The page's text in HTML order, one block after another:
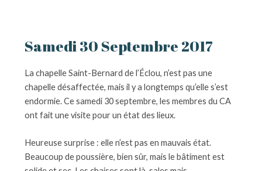
Samedi 30 Septembre 2017
La chapelle Saint-Bernard de l’Éclou, n’est pas une
chapelle désaffectée, mais il y a longtemps qu’elle s’est
endormie. Ce samedi 30 septembre, les membres du CA
ont fait une visite pour un état des lieux.
Heureuse surprise : elle n’est pas en mauvais état.
Beaucoup de poussière, bien sûr, mais le bâtiment est